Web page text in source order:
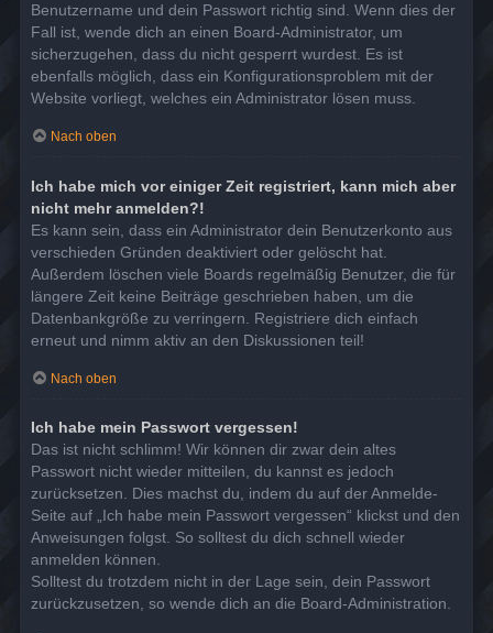
Benutzername und dein Passwort richtig sind. Wenn dies der
Fall ist, wende dich an einen Board-Administrator, um
sicherzugehen, dass du nicht gesperrt wurdest. Es ist
ebenfalls möglich, dass ein Konfigurationsproblem mit der
Website vorliegt, welches ein Administrator lösen muss.
Nach oben
Ich habe mich vor einiger Zeit registriert, kann mich aber
nicht mehr anmelden?!
Es kann sein, dass ein Administrator dein Benutzerkonto aus
verschieden Gründen deaktiviert oder gelöscht hat.
Außerdem löschen viele Boards regelmäßig Benutzer, die für
längere Zeit keine Beiträge geschrieben haben, um die
Datenbankgröße zu verringern. Registriere dich einfach
erneut und nimm aktiv an den Diskussionen teil!
Nach oben
Ich habe mein Passwort vergessen!
Das ist nicht schlimm! Wir können dir zwar dein altes
Passwort nicht wieder mitteilen, du kannst es jedoch
zurücksetzen. Dies machst du, indem du auf der Anmelde-
Seite auf „Ich habe mein Passwort vergessen“ klickst und den
Anweisungen folgst. So solltest du dich schnell wieder
anmelden können.
Solltest du trotzdem nicht in der Lage sein, dein Passwort
zurückzusetzen, so wende dich an die Board-Administration.